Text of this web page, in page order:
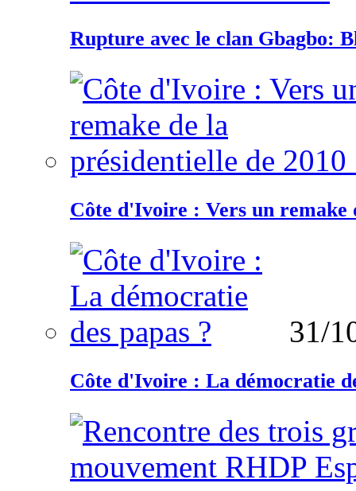
Rupture avec le clan Gbagbo:
Côte d'Ivoire : Vers un remake
31/
Côte d'Ivoire : La démocratie